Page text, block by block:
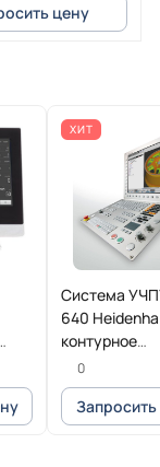
цену
ХИТ
Система
640
контурное
управление
фрезерных и
фрезерно-
0